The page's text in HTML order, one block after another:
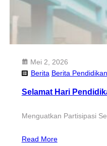
Mei 2, 2026
Berita Berita Pendidikan
Selamat Hari
Menguatkan Partisipasi
Read More